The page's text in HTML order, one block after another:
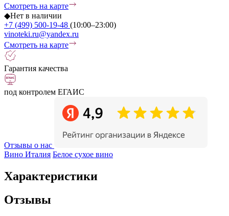
Смотреть на карте
◆Нет в наличии
+7 (499) 500-19-48 (10:00–23:00)
vinoteki.ru@yandex.ru
Смотреть на карте
Гарантия качества
под контролем ЕГАИС
Отзывы о нас
Вино Италия Белое сухое вино
Характеристики
Отзывы